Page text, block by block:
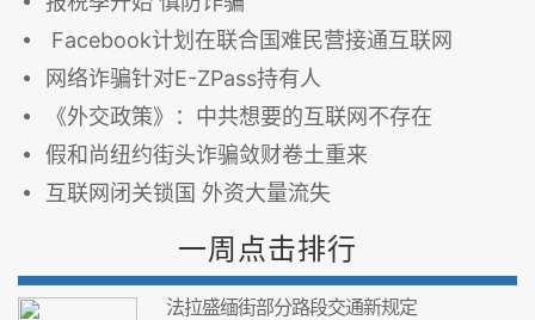
Facebook计划在联合国难民营接通互联网
网络诈骗针对E-ZPass持有人
《外交政策》：中共想要的互联网不存在
假和尚纽约街头诈骗敛财卷土重来
互联网闭关锁国 外资大量流失
一周点击排行
法拉盛缅街部分路段交通新规定